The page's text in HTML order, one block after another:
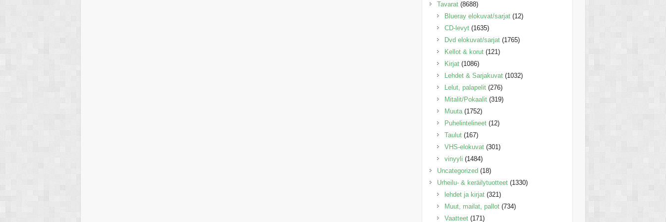
Tavarat (8688)
Blueray elokuvat/sarjat (12)
CD-levyt (1635)
Dvd elokuvat/sarjat (1765)
Kellot & korut (121)
Kirjat (1086)
Lehdet & Sarjakuvat (1032)
Lelut, palapelit (276)
Mitalit/Pokaalit (319)
Muuta (1752)
Puhelintelineet (12)
Taulut (167)
VHS-elokuvat (301)
vinyyli (1484)
Uncategorized (18)
Urheilu- & keräilytuotteet (1330)
lehdet ja kirjat (321)
Muut, mailat, pallot (734)
Vaatteet (171)